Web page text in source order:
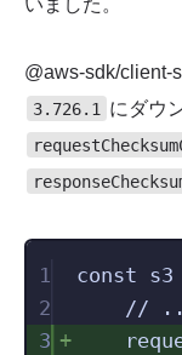
いました。
@aws-sdk/client-
3.726.1 にダウ
1 const
2
// ...
3